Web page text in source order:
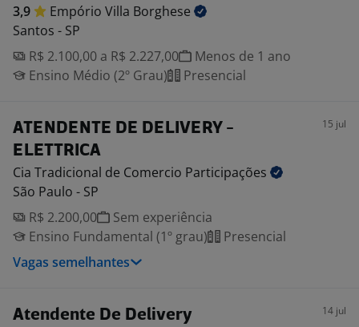
3,9 Empório Villa Borghese
Santos - SP
R$ 2.100,00 a R$ 2.227,00
Menos de 1 ano
Ensino Médio (2º Grau)
Presencial
ATENDENTE DE DELIVERY -
ELETTRICA
15 jul
Cia Tradicional de Comercio Participações
São Paulo - SP
R$ 2.200,00
Sem experiência
Ensino Fundamental (1º grau)
Presencial
Vagas semelhantes
Atendente De Delivery 14 jul